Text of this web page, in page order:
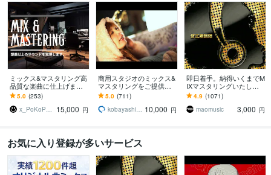
ミックス&マスタリング高
品質な楽曲に仕上げます
★ 基本作業全て込み！ト
ラック数制限なし★
5.0 (253)
x_PoKoPen_x
15,000 円
商用スタジオのミックス&
マスタリングをご提供し
ます 業界20年の経験があ
る現役エンジニアが幅広
いジャンルに対応！
5.0 (711)
kobayashi48 10,000 円
即日着手。納得いくまでM
IXマスタリングいたしま
す 実績1000件突破。修正
無制限。高品質な音を最
速で。
4.9 (1071)
maomusic
3,000 円
お気に入り登録が多いサービス